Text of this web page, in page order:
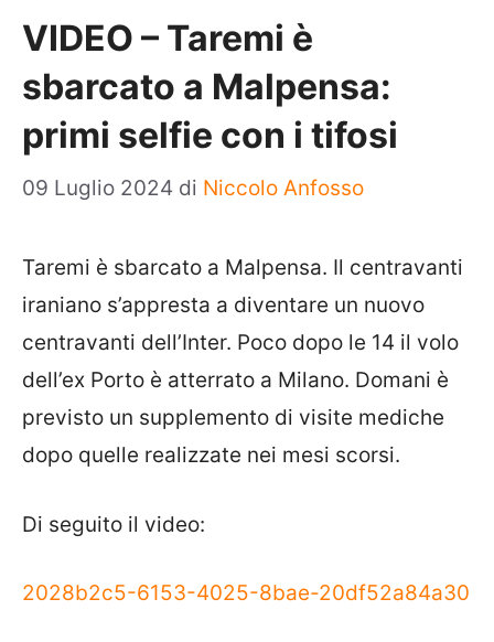
VIDEO – Taremi è
sbarcato a Malpensa:
primi selfie con i tifosi
09 Luglio 2024 di Niccolo Anfosso
Taremi è sbarcato a Malpensa. Il centravanti
iraniano s’appresta a diventare un nuovo
centravanti dell’Inter. Poco dopo le 14 il volo
dell’ex Porto è atterrato a Milano. Domani è
previsto un supplemento di visite mediche
dopo quelle realizzate nei mesi scorsi.
Di seguito il video:
2028b2c5-6153-4025-8bae-20df52a84a30